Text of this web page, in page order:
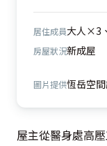
居住成員大人×3
房屋狀況新成屋
圖片提供恆岳空
屋主從醫身處高